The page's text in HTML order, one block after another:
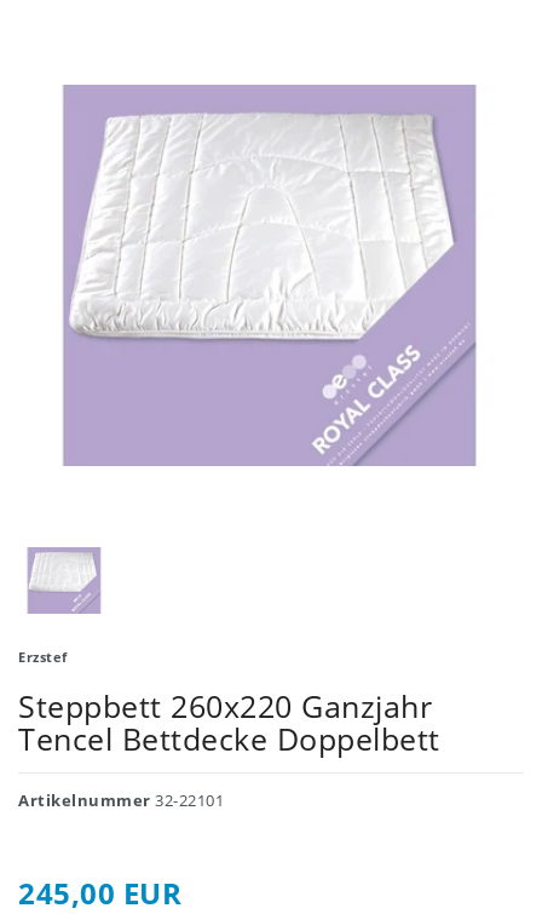
Erzstef
Steppbett 260x220 Ganzjahr
Tencel Bettdecke Doppelbett
Artikelnummer 32-22101
245,00 EUR